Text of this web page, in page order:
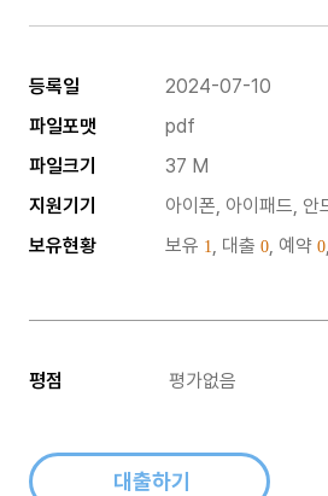
등록일
2024-07-10
파일포맷
pdf
파일크기
37 M
지원기기
아이폰, 아이패드, 안
보유현황
보유 1 , 대출 0 , 예약 0
평점 평가없음
대출하기